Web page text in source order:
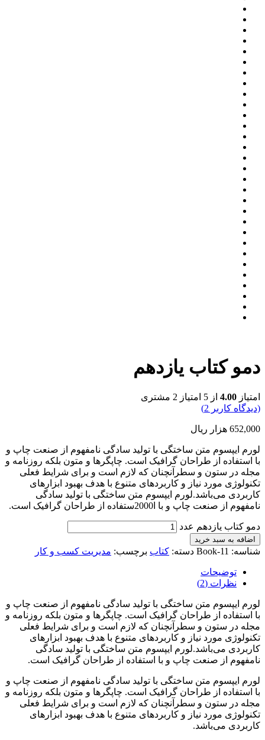
دمو کتاب یازدهم
امتیاز 4.00 از 5 امتیاز 2 مشتری
(دیدگاه کاربر 2
)
652,000 هزار ریال
لورم ایپسوم متن ساختگی با تولید سادگی نامفهوم از صنعت چاپ و
با استفاده از طراحان گرافیک است. چاپگرها و متون بلکه روزنامه و
مجله در ستون و سطرآنچنان که لازم است و برای شرایط فعلی
تکنولوژی مورد نیاز و کاربردهای متنوع با هدف بهبود ابزارهای
کاربردی می‌باشد.لورم ایپسوم متن ساختگی با تولید سادگی
نامفهوم از صنعت چاپ و با ا2000ستفاده از طراحان گرافیک است.
دمو کتاب یازدهم عدد
اضافه به سبد خرید
شناسه: Book-11 دسته: کتاب برچسب: مدیریت کسب و کار
توضیحات
نظرات (2)
لورم ایپسوم متن ساختگی با تولید سادگی نامفهوم از صنعت چاپ و
با استفاده از طراحان گرافیک است. چاپگرها و متون بلکه روزنامه و
مجله در ستون و سطرآنچنان که لازم است و برای شرایط فعلی
تکنولوژی مورد نیاز و کاربردهای متنوع با هدف بهبود ابزارهای
کاربردی می‌باشد.لورم ایپسوم متن ساختگی با تولید سادگی
نامفهوم از صنعت چاپ و با استفاده از طراحان گرافیک است.
لورم ایپسوم متن ساختگی با تولید سادگی نامفهوم از صنعت چاپ و
با استفاده از طراحان گرافیک است. چاپگرها و متون بلکه روزنامه و
مجله در ستون و سطرآنچنان که لازم است و برای شرایط فعلی
تکنولوژی مورد نیاز و کاربردهای متنوع با هدف بهبود ابزارهای
کاربردی می‌باشد.